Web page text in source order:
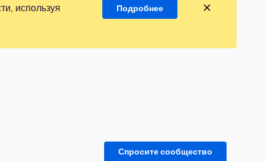
используя
Подробнее
Спросите сообщество